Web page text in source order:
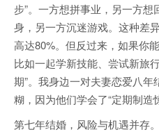
步”。一方想拼事业，另一方
身，另一方沉迷游戏。这种差
高达80%。但反过来，如果你
比如一起学新技能、尝试新旅
期”。我身边一对夫妻恋爱八
糊，因为他们学会了“定期制造惊
第七年结婚，风险与机遇并存